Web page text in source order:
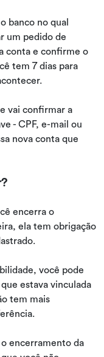
banco no qual
um pedido de
conta e confirme o
tem 7 dias para
vai confirmar a
- CPF, e-mail ou
nova conta que
encerra o
ela tem obrigação
você pode
estava vinculada
tem mais
encerramento da